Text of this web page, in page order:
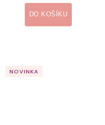
DO KOŠÍKU
NOVINKA